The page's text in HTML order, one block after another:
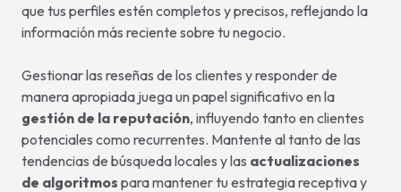
que tus perfiles estén completos y precisos, reflejando la
información más reciente sobre tu negocio.
Gestionar las reseñas de los clientes y responder de
manera apropiada juega un papel significativo en la
gestión de la reputación, influyendo tanto en clientes
potenciales como recurrentes. Mantente al tanto de las
tendencias de búsqueda locales y las actualizaciones
de algoritmos para mantener tu estrategia receptiva y